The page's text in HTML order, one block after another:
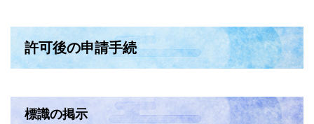
許可後の申請手続
標識の掲示